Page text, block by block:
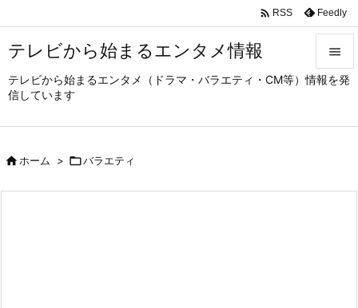
テレビから始まるエンタメ情報
テレビから始まるエンタメ（ドラマ・バラエティ・CM等）情報を発
信しています



 RSS Feedly
ホーム > バラエティ